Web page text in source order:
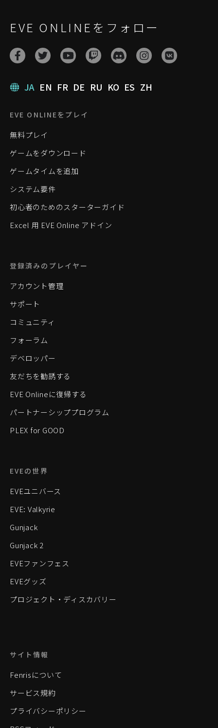
EVE ONLINEをフォロー
JA EN FR DE RU KO ES ZH
EVE ONLINEをプレイ
無料プレイ
ゲームをダウンロード
ゲームタイムを追加
システム要件
初心者のためのスターターガイド
Excel 用 EVE Online アドイン
登録済みのプレイヤー
アカウント管理
サポート
コミュニティ
フォーラム
デベロッパー
友だちを勧誘する
EVE Onlineに復帰する
パートナーシッププログラム
PLEX for GOOD
EVEの世界
EVEユニバース
EVE: Valkyrie
Gunjack
Gunjack 2
EVEファンフェス
EVEグッズ
プロジェクト・ディスカバリー
サイト情報
Fenrisについて
サービス規約
プライバシーポリシー